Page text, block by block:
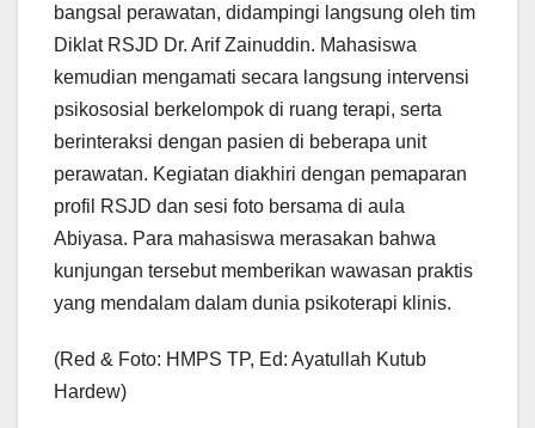
bangsal perawatan, didampingi langsung oleh tim
Diklat RSJD Dr. Arif Zainuddin. Mahasiswa
kemudian mengamati secara langsung intervensi
psikososial berkelompok di ruang terapi, serta
berinteraksi dengan pasien di beberapa unit
perawatan. Kegiatan diakhiri dengan pemaparan
profil RSJD dan sesi foto bersama di aula
Abiyasa. Para mahasiswa merasakan bahwa
kunjungan tersebut memberikan wawasan praktis
yang mendalam dalam dunia psikoterapi klinis.
(Red & Foto: HMPS TP, Ed: Ayatullah Kutub
Hardew)